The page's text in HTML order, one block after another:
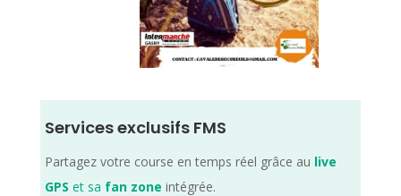
Services exclusifs FMS
Partagez votre course en temps réel grâce au live
GPS et sa fan zone intégrée.